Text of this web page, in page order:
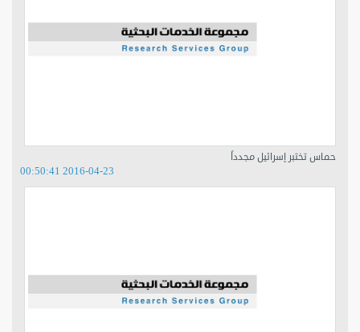
حماس تختبر إسرائيل مجدداً
2016-04-23 00:50:41